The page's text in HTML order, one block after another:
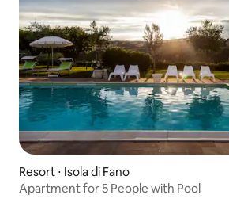
Resort ⋅ Isola di Fano
Apartment for 5 People with Pool